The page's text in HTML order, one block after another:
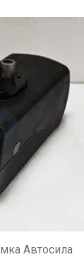
Автосила